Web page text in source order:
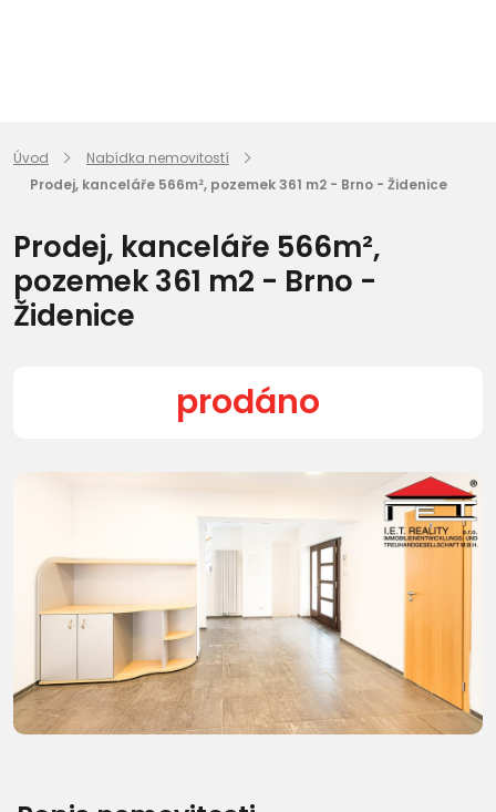
Úvod
Nabídka nemovitostí
Prodej, kanceláře 566m², pozemek 361 m2 - Brno - Židenice
Prodej, kanceláře 566m²,
pozemek 361 m2 - Brno -
Židenice
prodáno
Další fotografie (38)